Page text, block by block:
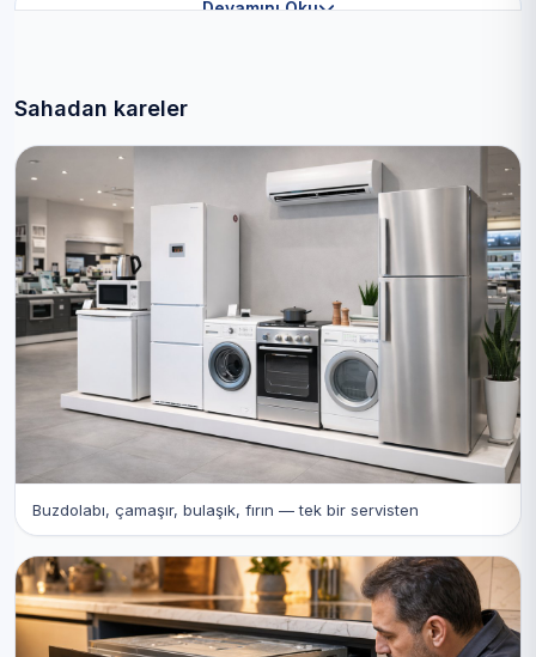
Devamını Oku
Sahadan kareler
Buzdolabı, çamaşır, bulaşık, fırın — tek bir servisten